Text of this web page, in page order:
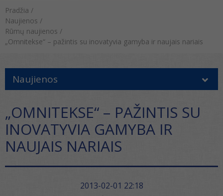
Pradžia /
Naujienos /
Rūmų naujienos /
„Omnitekse“ – pažintis su inovatyvia gamyba ir naujais nariais
Naujienos
„OMNITEKSE“ – PAŽINTIS SU
INOVATYVIA GAMYBA IR
NAUJAIS NARIAIS
2013-02-01 22:18